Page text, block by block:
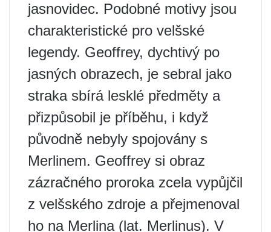
jasnovidec. Podobné motivy jsou
charakteristické pro velšské
legendy. Geoffrey, dychtivý po
jasných obrazech, je sebral jako
straka sbírá lesklé předměty a
přizpůsobil je příběhu, i když
původně nebyly spojovány s
Merlinem. Geoffrey si obraz
zázračného proroka zcela vypůjčil
z velšského zdroje a přejmenoval
ho na Merlina (lat. Merlinus). V